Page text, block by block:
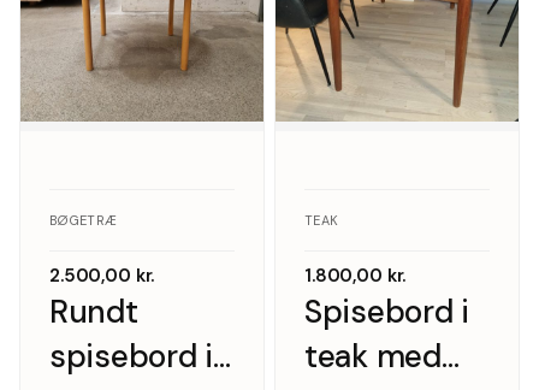
Rundt
spisebord i
BØGETRÆ
2.500,00 kr.
Spisebord i
teak med
TEAK
1.800,00 kr.